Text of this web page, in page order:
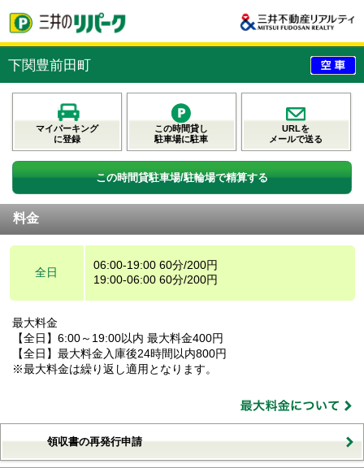
下関豊前田町
マイパーキング
に登録
この時間貸し
駐車場に駐車
URLを
メールで送る
この時間貸駐車場/駐輪場で精算する
料金
全日
06:00-19:00 60分/200円
19:00-06:00 60分/200円
最大料金
【全日】6:00～19:00以内 最大料金400円
【全日】最大料金入庫後24時間以内800円
※最大料金は繰り返し適用となります。
領収書の再発行申請